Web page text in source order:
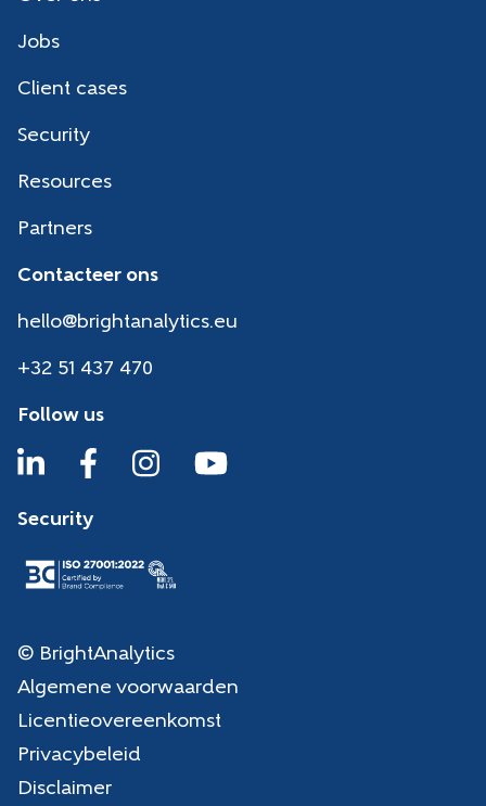
Jobs
Client cases
Security
Resources
Partners
Contacteer ons
hello@brightanalytics.eu
+32 51 437 470
Follow us
Security
© BrightAnalytics
Algemene voorwaarden
Licentieovereenkomst
Privacybeleid
Disclaimer